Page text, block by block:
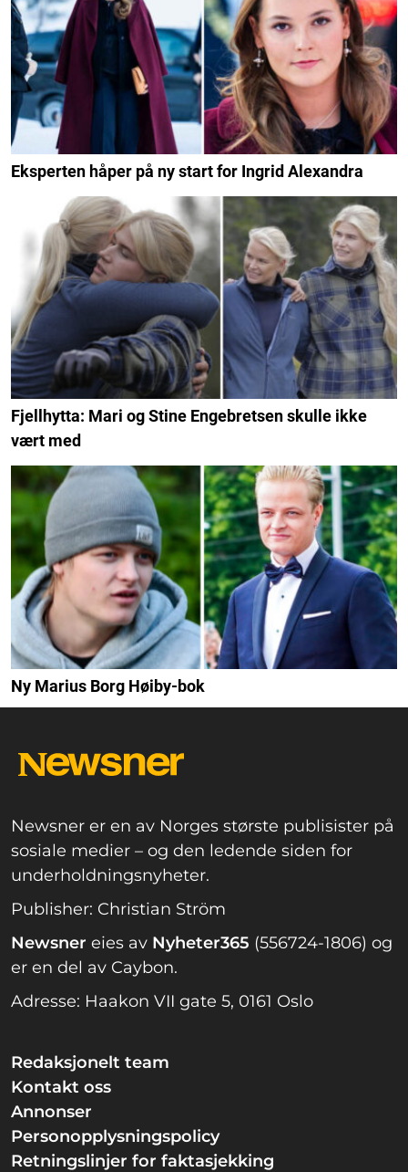
Eksperten håper på ny start for Ingrid Alexandra
Fjellhytta: Mari og Stine Engebretsen skulle ikke
vært med
Ny Marius Borg Høiby-bok
Newsner er en av Norges største publisister på
sosiale medier – og den ledende siden for
underholdningsnyheter.
Publisher: Christian Ström
Newsner eies av Nyheter365 (556724-1806) og
er en del av Caybon.
Adresse: Haakon VII gate 5, 0161 Oslo
Redaksjonelt team
Kontakt oss
Annonser
Personopplysningspolicy
Retningslinjer for faktasjekking